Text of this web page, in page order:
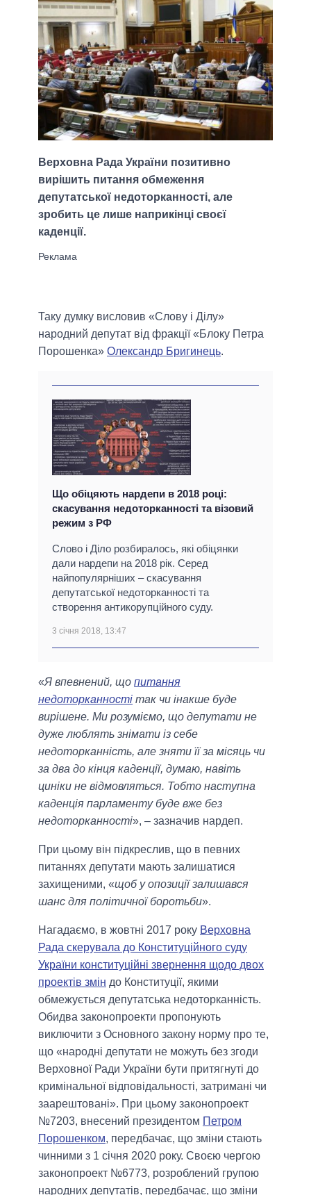
Верховна Рада України позитивно
вирішить питання обмеження
депутатської недоторканності, але
зробить це лише наприкінці своєї
каденції.
Таку думку висловив «Слову і Ділу»
народний депутат від фракції «Блоку Петра
Порошенка» Олександр Бригинець.
Що обіцяють нардепи в 2018 році:
скасування недоторканності та візовий
режим з РФ
Слово і Діло розбиралось, які обіцянки
дали нардепи на 2018 рік. Серед
найпопулярніших – скасування
депутатської недоторканності та
створення антикорупційного суду.
3 січня 2018, 13:47
«Я впевнений, що питання
недоторканності так чи інакше буде
вирішене. Ми розуміємо, що депутати не
дуже люблять знімати із себе
недоторканність, але зняти її за місяць чи
за два до кінця каденції, думаю, навіть
циніки не відмовляться. Тобто наступна
каденція парламенту буде вже без
недоторканності», – зазначив нардеп.
При цьому він підкреслив, що в певних
питаннях депутати мають залишатися
захищеними, «щоб у опозиції залишався
шанс для політичної боротьби».
Нагадаємо, в жовтні 2017 року Верховна
Рада скерувала до Конституційного суду
України конституційні звернення щодо двох
проектів змін до Конституції, якими
обмежується депутатська недоторканність.
Обидва законопроекти пропонують
виключити з Основного закону норму про те,
що «народні депутати не можуть без згоди
Верховної Ради України бути притягнуті до
кримінальної відповідальності, затримані чи
заарештовані». При цьому законопроект
№7203, внесений президентом Петром
Порошенком, передбачає, що зміни стають
чинними з 1 січня 2020 року. Своєю чергою
законопроект №6773, розроблений групою
народних депутатів, передбачає, що зміни